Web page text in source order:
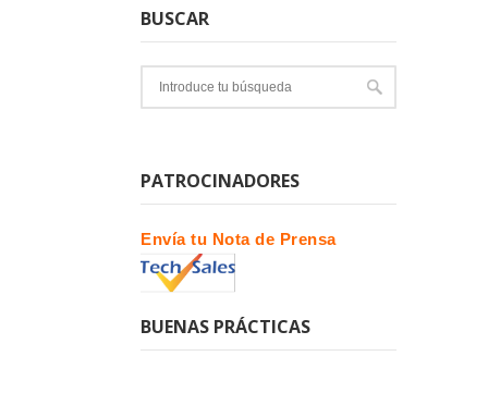
BUSCAR
PATROCINADORES
Envía tu Nota de Prensa
BUENAS PRÁCTICAS